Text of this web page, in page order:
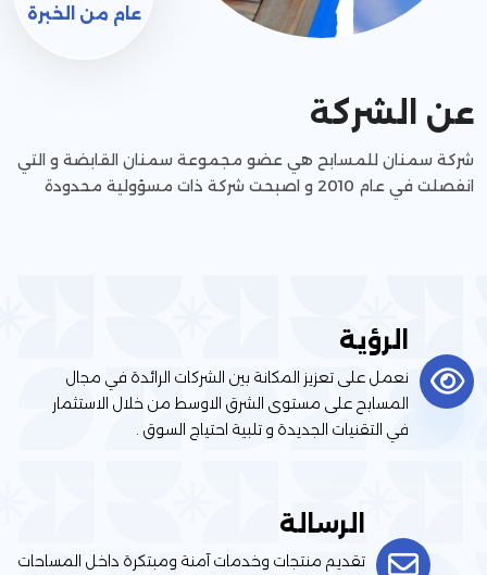
عام من الخبرة
عن الشركة
شركة سمنان للمسابح هي عضو مجموعة سمنان القابضة و التي
انفصلت في عام 2010 و اصبحت شركة ذات مسؤولية محدودة
الرؤية
نعمل على تعزيز المكانة بين الشركات الرائدة في مجال
المسابح على مستوى الشرق الاوسط من خلال الاستثمار
في التقنيات الجديدة و تلبية احتياج السوق .
الرسالة
تقديم منتجات وخدمات آمنة ومبتكرة داخل المساحات